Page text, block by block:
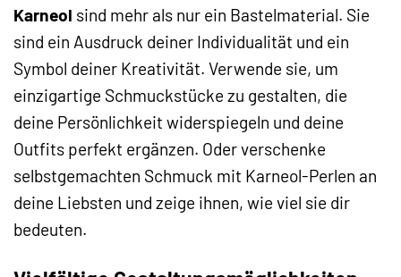
Karneol sind mehr als nur ein Bastelmaterial. Sie
sind ein Ausdruck deiner Individualität und ein
Symbol deiner Kreativität. Verwende sie, um
einzigartige Schmuckstücke zu gestalten, die
deine Persönlichkeit widerspiegeln und deine
Outfits perfekt ergänzen. Oder verschenke
selbstgemachten Schmuck mit Karneol-Perlen an
deine Liebsten und zeige ihnen, wie viel sie dir
bedeuten.